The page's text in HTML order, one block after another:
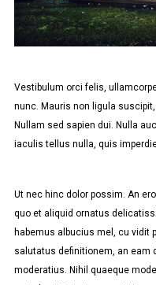
Vestibulum orci felis,
nunc. Mauris non ligula
Nullam sed sapien dui. Nulla
iaculis tellus nulla, quis
Ut nec hinc dolor possim. An
quo et aliquid ornatus
habemus albucius mel, cu vidit
salutatus definitionem, an eam
moderatius. Nihil quaeque